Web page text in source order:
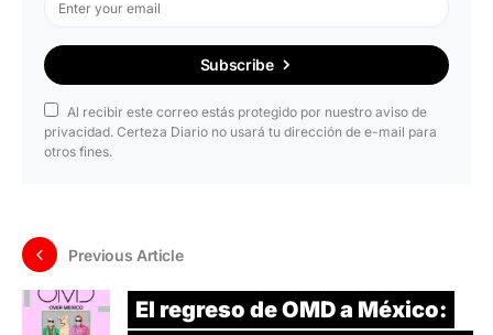
Subscribe
Al recibir este correo estás protegido por nuestro aviso de
privacidad. Certeza Diario no usará tu dirección de e-mail para
otros fines.
Previous Article
El regreso de OMD a México: